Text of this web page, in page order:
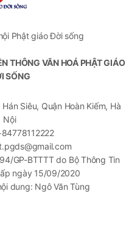
Phật giáo Đời sống
THÔNG VĂN HOÁ PHẬT GIÁO
SỐNG
Siêu, Quận Hoàn Kiếm, Hà
Nội
GP-BTTTT do Bộ Thông Tin
ngày 15/09/2020
dung: Ngô Văn Tùng